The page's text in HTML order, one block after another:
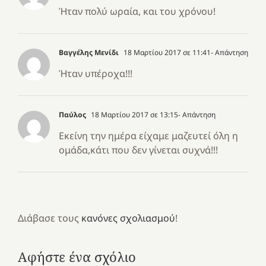
Ήταν πολύ ωραία, και του χρόνου!
Bαγγέλης Μενίδι 18 Μαρτίου 2017 σε 11:41- Απάντηση
Ήταν υπέροχα!!!
Παύλος 18 Μαρτίου 2017 σε 13:15- Απάντηση
Εκείνη την ημέρα είχαμε μαζευτεί όλη η
ομάδα,κάτι που δεν γίνεται συχνά!!!
Διάβασε τους κανόνες σχολιασμού!
Αφήστε ένα σχόλιο